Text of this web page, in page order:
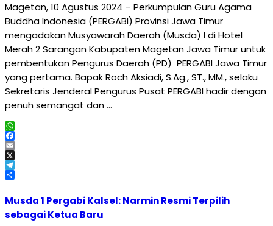
Magetan, 10 Agustus 2024 – Perkumpulan Guru Agama
Buddha Indonesia (PERGABI) Provinsi Jawa Timur
mengadakan Musyawarah Daerah (Musda) I di Hotel
Merah 2 Sarangan Kabupaten Magetan Jawa Timur untuk
pembentukan Pengurus Daerah (PD) PERGABI Jawa Timur
yang pertama. Bapak Roch Aksiadi, S.Ag., ST., MM., selaku
Sekretaris Jenderal Pengurus Pusat PERGABI hadir dengan
penuh semangat dan …
WhatsApp
Facebook
Email
X
Telegram
Musda 1 Pergabi Kalsel: Narmin Resmi Terpilih
sebagai Ketua Baru